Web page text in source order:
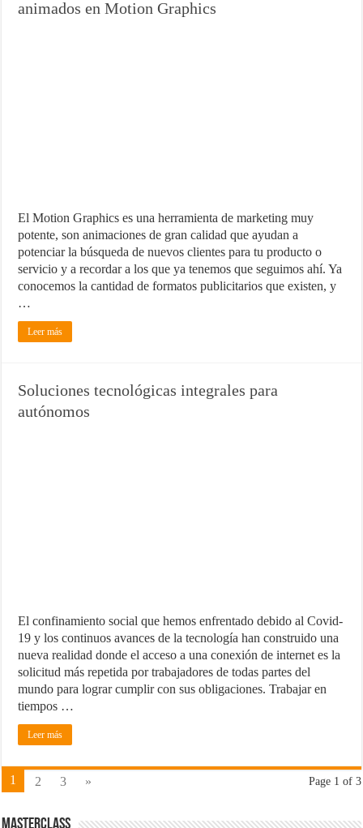
animados en Motion Graphics
El Motion Graphics es una herramienta de marketing muy
potente, son animaciones de gran calidad que ayudan a
potenciar la búsqueda de nuevos clientes para tu producto o
servicio y a recordar a los que ya tenemos que seguimos ahí. Ya
conocemos la cantidad de formatos publicitarios que existen, y
…
Leer más
Soluciones tecnológicas integrales para
autónomos
El confinamiento social que hemos enfrentado debido al Covid-
19 y los continuos avances de la tecnología han construido una
nueva realidad donde el acceso a una conexión de internet es la
solicitud más repetida por trabajadores de todas partes del
mundo para lograr cumplir con sus obligaciones. Trabajar en
tiempos …
Leer más
Page 1 of 3
1 2 3 »
MasterClass